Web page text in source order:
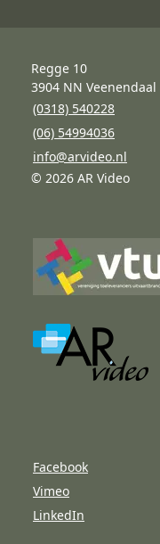
Regge 10
3904 NN Veenendaal
(0318) 540228
(06) 54994036
info@arvideo.nl
© 2026 AR Video
Facebook
Vimeo
LinkedIn